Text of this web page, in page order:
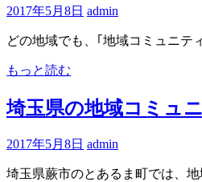
報
お
届
け
し
ま
2017年5月8日 admin
どの地域でも、｢地域コミュニテ
もっと読む
埼玉県の地域コミュ
2017年5月8日 admin
埼玉県蕨市のとあるま町では、